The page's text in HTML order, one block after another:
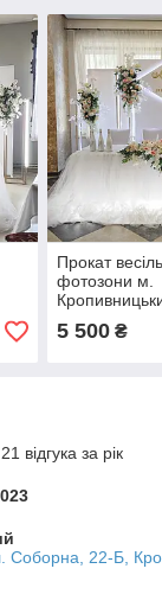
Прокат
фотозони м.
5 500₴
відгука за рік
22-Б,